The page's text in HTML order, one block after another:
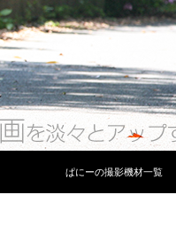
ぱにーの撮影機材一覧